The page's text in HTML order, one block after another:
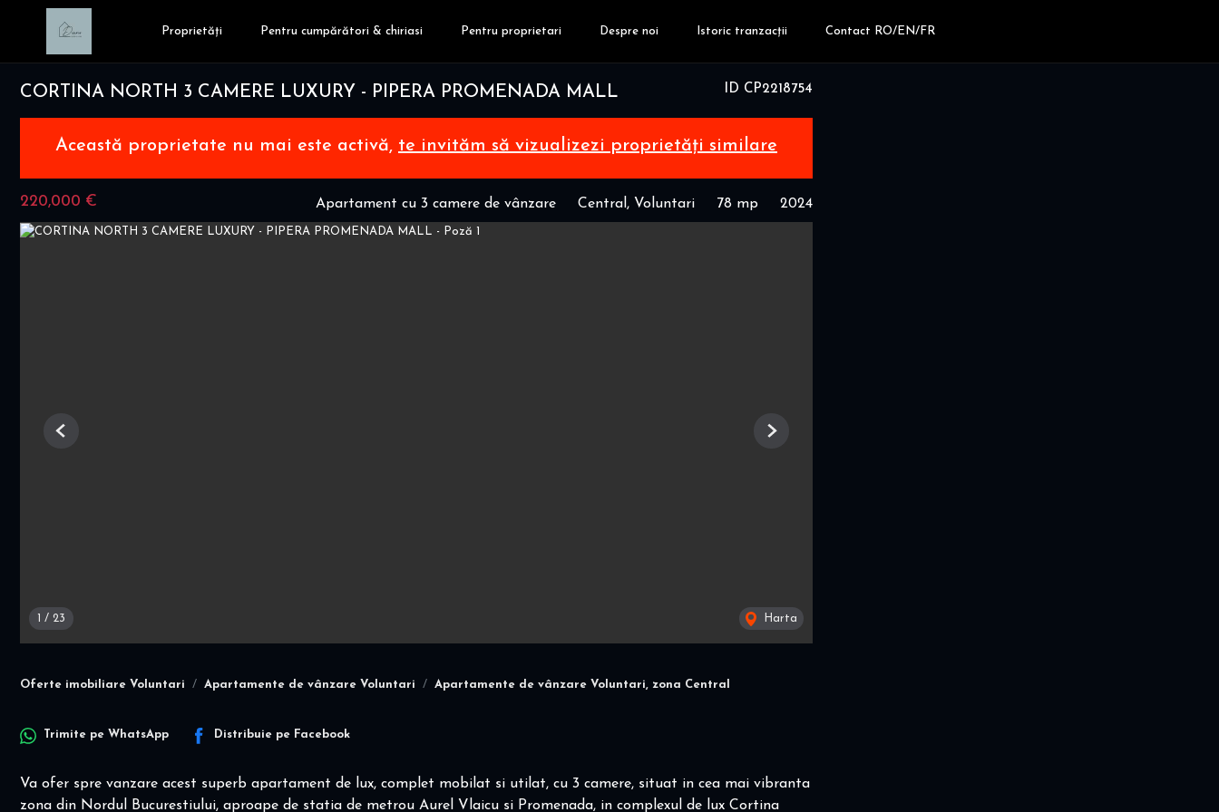
Proprietăți Pentru cumpărători & chiriasi Pentru proprietari Despre noi Istoric tranzacții Contact RO/EN/FR
ID CP2218754
CORTINA NORTH 3 CAMERE LUXURY - PIPERA PROMENADA MALL
Această proprietate nu mai este activă, te invităm să vizualizezi proprietăți similare
220,000 € Apartament cu 3 camere de vânzare Central, Voluntari 78 mp 2024
/ 23 Harta
Previous Next
Oferte imobiliare Voluntari Apartamente de vânzare Voluntari Apartamente de vânzare Voluntari, zona Central
Trimite pe WhatsApp Distribuie pe Facebook
Va ofer spre vanzare acest superb apartament de lux, complet mobilat si utilat, cu 3 camere, situat in cea mai vibranta
zona din Nordul Bucurestiului, aproape de statia de metrou Aurel Vlaicu si Promenada, in complexul de lux Cortina